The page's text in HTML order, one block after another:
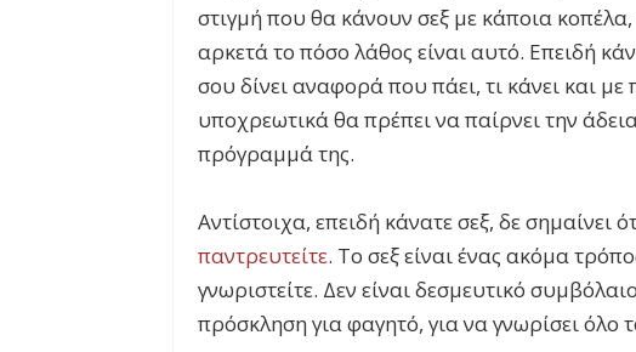
στιγμή που θα κάνουν σεξ με κάποια
αρκετά το πόσο λάθος είναι αυτό. Επειδή
σου δίνει αναφορά που πάει, τι κάνει και με
υποχρεωτικά θα πρέπει να παίρνει την
πρόγραμμά της.
Αντίστοιχα, επειδή κάνατε σεξ, δε σημαίνει
παντρευτείτε. Το σεξ είναι ένας ακόμα
γνωριστείτε. Δεν είναι δεσμευτικό
πρόσκληση για φαγητό, για να γνωρίσει όλο